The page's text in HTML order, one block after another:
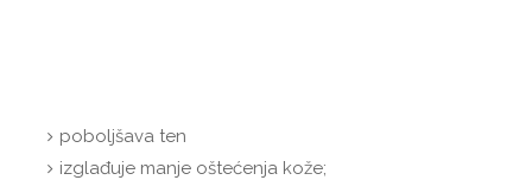
poboljšava ten
izglađuje manje oštećenja kože;